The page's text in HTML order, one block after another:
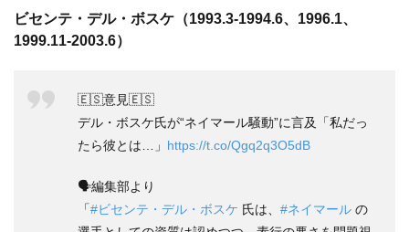
ビセンテ・デル・ボスケ（1993.3-1994.6、1996.1、
1999.11-2003.6）
🇪🇸意見🇪🇸
デル・ボスケ氏が“ネイマール騒動”に言及「私だっ
たら彼とは…」 https://t.co/Qgq2q3O5dB
🗣️編集部より
「#ビセンテ・デル・ボスケ 氏は、 #ネイマール の